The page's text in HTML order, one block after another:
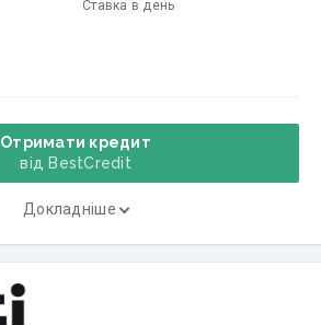
Ставка в день
Отримати кредит
від BestCredit
Докладніше